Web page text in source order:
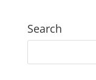
Search